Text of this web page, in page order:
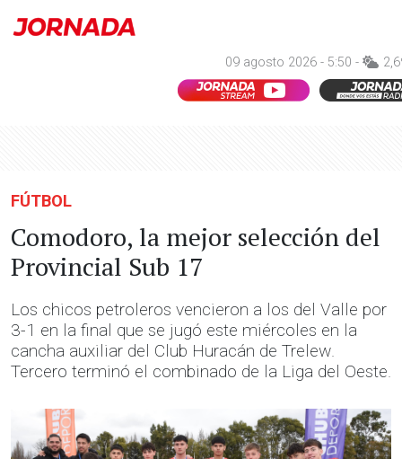
09 agosto 2026 - 5:50 -
FÚTBOL
Comodoro, la mejor selección del
Provincial Sub 17
Los chicos petroleros vencieron a los del Valle por
3-1 en la final que se jugó este miércoles en la
cancha auxiliar del Club Huracán de Trelew.
Tercero terminó el combinado de la Liga del Oeste.